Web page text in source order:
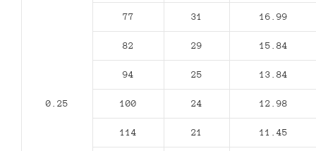
0.25
77 31 16.99
82 29 15.84
94 25 13.84
100 24 12.98
114 21 11.45